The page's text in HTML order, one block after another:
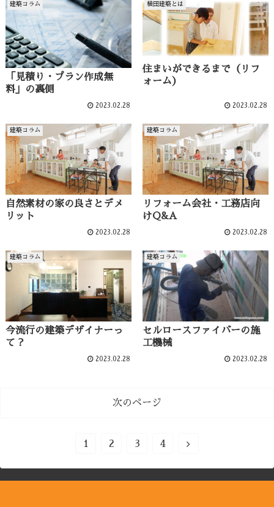
建築コラム
「見積り・プラン作成無
料」の裏側
2023.02.28
横田建築とは
住まいができるまで（リフ
ォーム）
2023.02.28
建築コラム
自然素材の家の良さとデメ
リット
2023.02.28
建築コラム
リフォーム会社・工務店向
けQ&A
2023.02.28
建築コラム
今流行の建築デザイナーっ
て？
2023.02.28
建築コラム
セルロースファイバーの施
工機械
2023.02.28
次のページ
1 2 3 4